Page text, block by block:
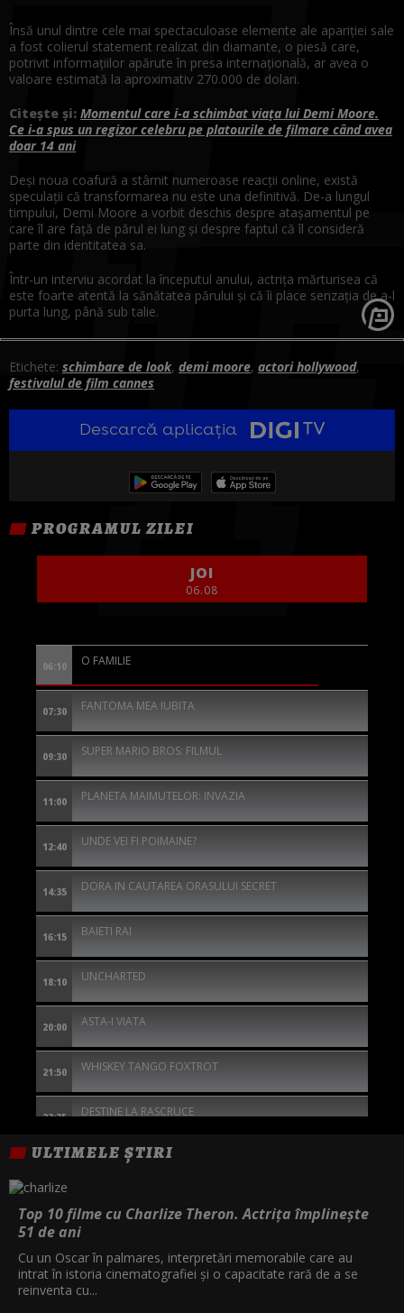
Însă unul dintre cele mai spectaculoase elemente ale apariției sale
a fost colierul statement realizat din diamante, o piesă care,
potrivit informațiilor apărute în presa internațională, ar avea o
valoare estimată la aproximativ 270.000 de dolari.
Citește și: Momentul care i-a schimbat viața lui Demi Moore.
Ce i-a spus un regizor celebru pe platourile de filmare când avea
doar 14 ani
Deși noua coafură a stârnit numeroase reacții online, există
speculații că transformarea nu este una definitivă. De-a lungul
timpului, Demi Moore a vorbit deschis despre atașamentul pe
care îl are față de părul ei lung și despre faptul că îl consideră
parte din identitatea sa.
Într-un interviu acordat la începutul anului, actrița mărturisea că
este foarte atentă la sănătatea părului și că îi place senzația de a-l
purta lung, până sub talie.
Etichete: schimbare de look, demi moore, actori hollywood,
festivalul de film cannes
Descarcă aplicația
PROGRAMUL ZILEI
JOI
06.08
06:10 O FAMILIE
07:30 FANTOMA MEA IUBITA
09:30 SUPER MARIO BROS: FILMUL
11:00 PLANETA MAIMUTELOR: INVAZIA
12:40 UNDE VEI FI POIMAINE?
14:35 DORA IN CAUTAREA ORASULUI SECRET
16:15 BAIETI RAI
18:10 UNCHARTED
20:00 ASTA-I VIATA
21:50 WHISKEY TANGO FOXTROT
23:35 DESTINE LA RASCRUCE
1992
02:55
04:30
ULTIMELE ȘTIRI
Top 10 filme cu Charlize Theron. Actrița împlinește
51 de ani
Cu un Oscar în palmares, interpretări memorabile care au
intrat în istoria cinematografiei și o capacitate rară de a se
reinventa cu...